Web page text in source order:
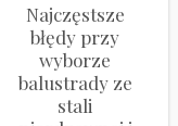
Najczęstsze
błędy przy
wyborze
balustrady ze
stali